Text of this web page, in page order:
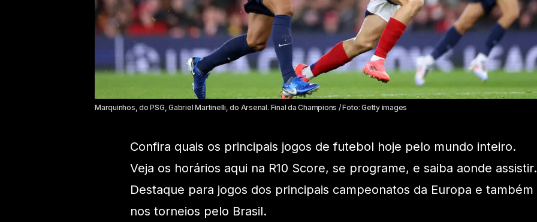
Marquinhos, do PSG, Gabriel Martinelli, do Arsenal. Final da Champions / Foto: Getty images
Confira quais os principais jogos de futebol hoje pelo mundo inteiro.
Veja os horários aqui na R10 Score, se programe, e saiba aonde assistir.
Destaque para jogos dos principais campeonatos da Europa e também
nos torneios pelo Brasil.